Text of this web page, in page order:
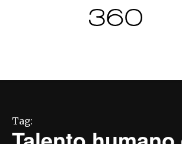
Tag: